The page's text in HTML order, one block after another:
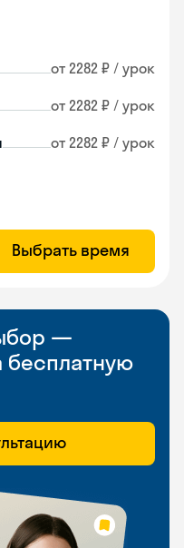
от 2282 ₽ / урок
от 2282 ₽ / урок
от 2282 ₽ / урок
Выбрать время
—
бесплатную